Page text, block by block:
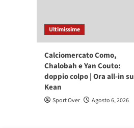
Ultimissime
Calciomercato Como,
Chalobah e Yan Couto:
doppio colpo | Ora all-in su
Kean
Sport Over Agosto 6, 2026